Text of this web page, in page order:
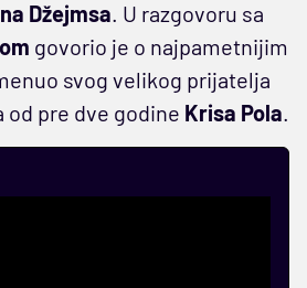
Džejmsa. U razgovoru sa
govorio je o najpametnijim
svog velikog prijatelja
od pre dve godine Krisa Pola.